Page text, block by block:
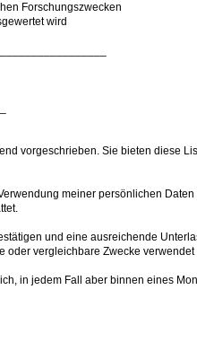
Forschungszwecken
wird
vorgeschrieben. Sie bieten diese
meiner persönlichen
und eine ausreichende
oder vergleichbare Zwecke
in jedem Fall aber binnen eines